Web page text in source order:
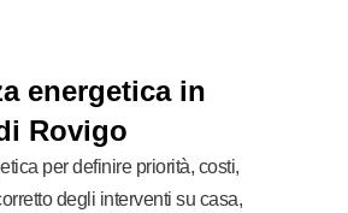
energetica in
Rovigo
per definire priorità, costi,
degli interventi su casa,